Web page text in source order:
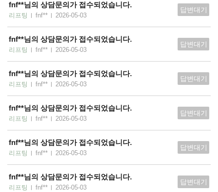
fnf**님의 상담문의가 접수되었습니다.
리프팅 fnf** 2026-05-03
답변대기
fnf**님의 상담문의가 접수되었습니다.
리프팅 fnf** 2026-05-03
답변대기
fnf**님의 상담문의가 접수되었습니다.
리프팅 fnf** 2026-05-03
답변대기
fnf**님의 상담문의가 접수되었습니다.
리프팅 fnf** 2026-05-03
답변대기
fnf**님의 상담문의가 접수되었습니다.
리프팅 fnf** 2026-05-03
답변대기
fnf**님의 상담문의가 접수되었습니다.
리프팅 fnf** 2026-05-03
답변대기